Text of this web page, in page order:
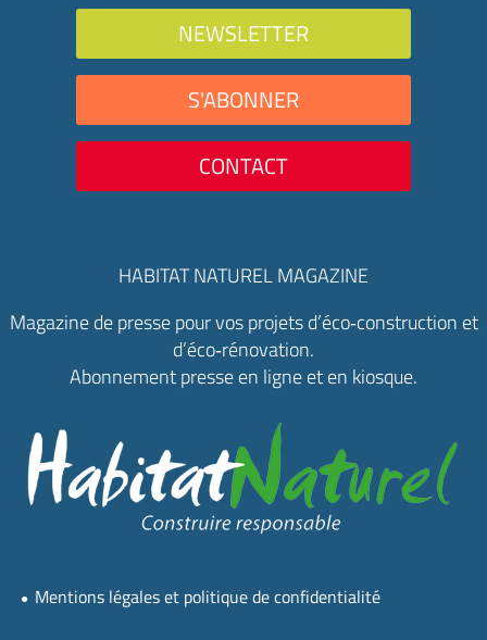
NEWSLETTER
S'ABONNER
CONTACT
HABITAT NATUREL MAGAZINE
Magazine de presse pour vos projets d’éco‑construction et
d’éco‑rénovation.
Abonnement presse en ligne et en kiosque.
● Mentions légales et politique de confidentialité